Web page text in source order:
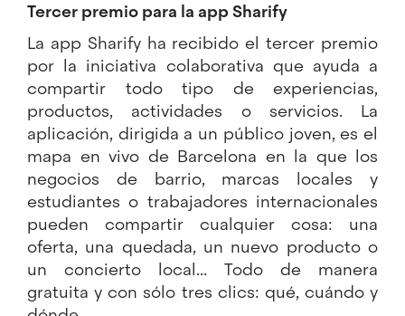
Tercer premio para la app Sharify
La app Sharifyha recibido el tercer premio
por la iniciativa colaborativa que ayuda a
compartir todo tipo de experiencias,
productos, actividades o servicios. La
aplicación, dirigida a un público joven, es el
mapa en vivo de Barcelona en la que los
negocios de barrio, marcas locales y
estudiantes o trabajadores internacionales
pueden compartir cualquier cosa: una
oferta, una quedada, un nuevo producto o
un concierto local... Todo de manera
gratuita y con sólo tres clics: qué, cuándo y